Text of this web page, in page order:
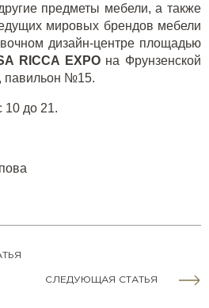
предметы мебели, а также
мировых брендов мебели
дизайн-центре площадью
RICCA EXPO на Фрунзенской
павильон №15.
до 21.
СЛЕДУЮЩАЯ СТАТЬЯ